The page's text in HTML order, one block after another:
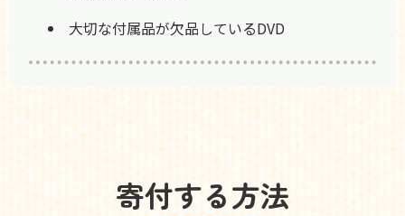
大切な付属品が欠品しているDVD
寄付する方法